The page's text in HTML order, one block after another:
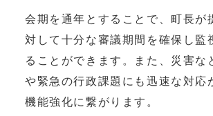
会期を通年とすることで、町長が
対して十分な審議期間を確保し監
ることができます。また、災害な
や緊急の行政課題にも迅速な対応
機能強化に繋がります。